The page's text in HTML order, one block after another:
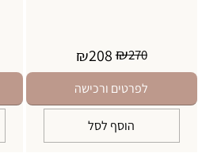
₪270
₪208
לפרטים ורכישה
הוסף לסל